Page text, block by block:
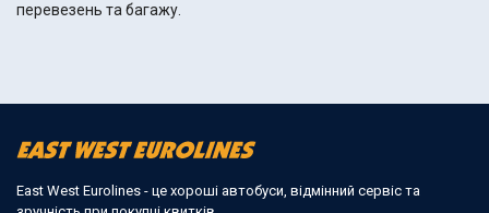
перевезень та багажу.
East West Eurolines - це хороші автобуси, відмінний сервіс та